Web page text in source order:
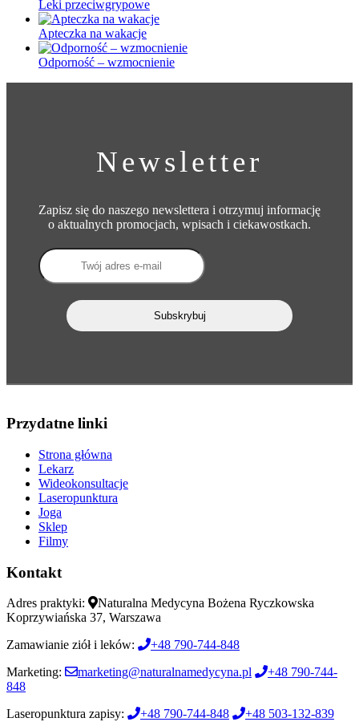
Leki przeciwgrypowe
Apteczka na wakacje
Odporność – wzmocnienie
Newsletter
Zapisz się do naszego newslettera i otrzymuj informację
o aktualnych promocjach, wpisach i ciekawostkach.
Przydatne linki
Strona główna
Lekarz
Wideokonsultacje
Laseropunktura
Joga
Sklep
Filmy
Kontakt
Adres praktyki:
Naturalna Medycyna Bożena Ryczkowska
Koprzywiańska 37, Warszawa
Zamawianie ziół i leków:
+48 790-744-848
Marketing:
marketing@naturalnamedycyna.pl
+48 790-744-
848
Laseropunktura zapisy:
+48 790-744-848 +48 503-132-839